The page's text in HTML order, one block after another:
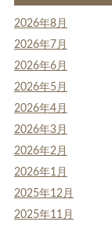
2026年8月
2026年7月
2026年6月
2026年5月
2026年4月
2026年3月
2026年2月
2026年1月
2025年12月
2025年11月